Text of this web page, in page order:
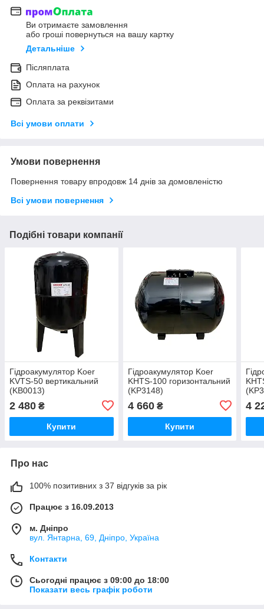
Ви отримаєте замовлення
або гроші повернуться на вашу картку
Детальніше
Післяплата
Оплата на рахунок
Оплата за реквізитами
Всі умови оплати
Умови повернення
Повернення товару впродовж 14 днів за домовленістю
Всі умови повернення
Подібні товари компанії
Гідроакумулятор Koer
KVTS-50 вертикальний
(KB0013)
2 480 ₴
Купити
Гідроакумулятор Koer
KHTS-100 горизонтальний
(KP3148)
4 660₴
Купити
4
Про нас
100% позитивних з 37 відгуків за рік
Працює з 16.09.2013
м. Дніпро
вул. Янтарна, 69, Дніпро, Україна
Контакти
Сьогодні працює з 09:00 до 18:00
Показати весь графік роботи